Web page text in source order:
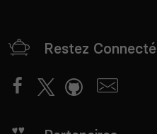
Restez Connecté